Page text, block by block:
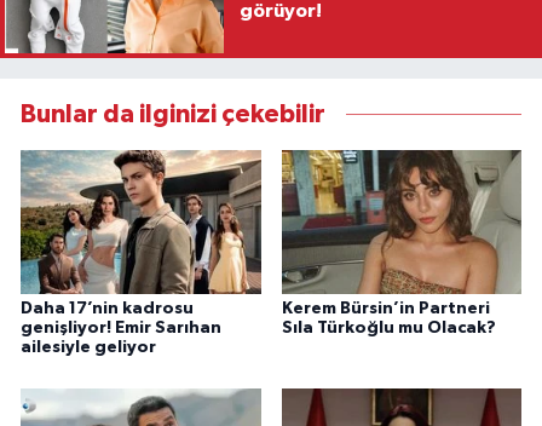
görüyor!
Bunlar da ilginizi çekebilir
Daha 17’nin kadrosu
genişliyor! Emir Sarıhan
ailesiyle geliyor
Kerem Bürsin’in Partneri
Sıla Türkoğlu mu Olacak?